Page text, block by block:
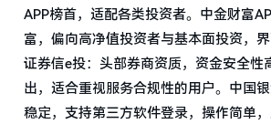
APP榜首，适配各类投资者。中金财富
富，偏向高净值投资者与基本面投资，
证券信e投：头部券商资质，资金安全性
出，适合重视服务合规性的用户。中国
稳定，支持第三方软件登录，操作简单